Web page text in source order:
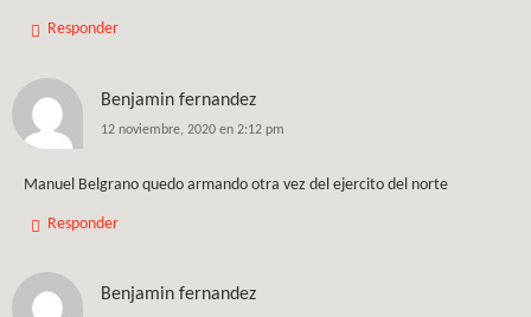
Responder
Benjamin fernandez
12 noviembre, 2020 en 2:12 pm
Manuel Belgrano quedo armando otra vez del ejercito del norte
Responder
Benjamin fernandez